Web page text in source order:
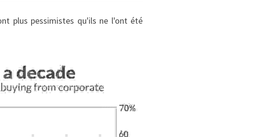
plus pessimistes qu'ils ne l'ont été